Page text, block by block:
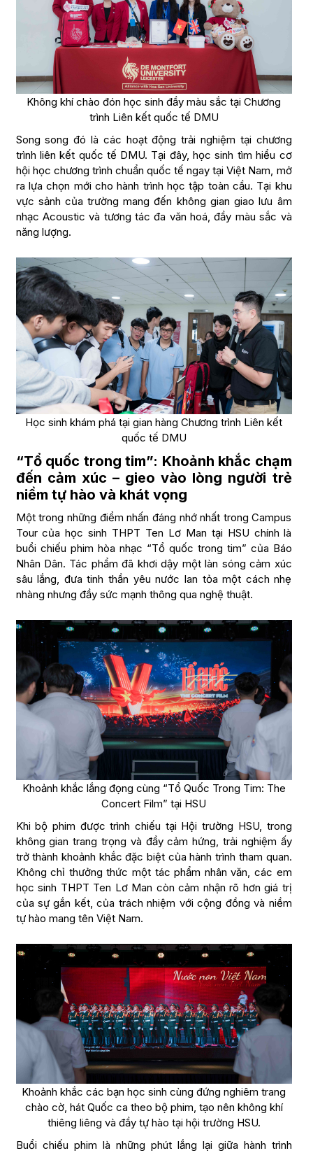
Không khí chào đón học sinh đầy màu sắc tại Chương
trình Liên kết quốc tế DMU
Song song đó là các hoạt động trải nghiệm tại chương
trình liên kết quốc tế DMU. Tại đây, học sinh tìm hiểu cơ
hội học chương trình chuẩn quốc tế ngay tại Việt Nam, mở
ra lựa chọn mới cho hành trình học tập toàn cầu. Tại khu
vực sảnh của trường mang đến không gian giao lưu âm
nhạc Acoustic và tương tác đa văn hoá, đầy màu sắc và
năng lượng.
Học sinh khám phá tại gian hàng Chương trình Liên kết
quốc tế DMU
“Tổ quốc trong tim”: Khoảnh khắc chạm
đến cảm xúc – gieo vào lòng người trẻ
niềm tự hào và khát vọng
Một trong những điểm nhấn đáng nhớ nhất trong Campus
Tour của học sinh THPT Ten Lơ Man tại HSU chính là
buổi chiếu phim hòa nhạc “Tổ quốc trong tim” của Báo
Nhân Dân. Tác phẩm đã khơi dậy một làn sóng cảm xúc
sâu lắng, đưa tinh thần yêu nước lan tỏa một cách nhẹ
nhàng nhưng đầy sức mạnh thông qua nghệ thuật.
Khoảnh khắc lắng đọng cùng “Tổ Quốc Trong Tim: The
Concert Film” tại HSU
Khi bộ phim được trình chiếu tại Hội trường HSU, trong
không gian trang trọng và đầy cảm hứng, trải nghiệm ấy
trở thành khoảnh khắc đặc biệt của hành trình tham quan.
Không chỉ thưởng thức một tác phẩm nhân văn, các em
học sinh THPT Ten Lơ Man còn cảm nhận rõ hơn giá trị
của sự gắn kết, của trách nhiệm với cộng đồng và niềm
tự hào mang tên Việt Nam.
Khoảnh khắc các bạn học sinh cùng đứng nghiêm trang
chào cờ, hát Quốc ca theo bộ phim, tạo nên không khí
thiêng liêng và đầy tự hào tại hội trường HSU.
Buổi chiếu phim là những phút lắng lại giữa hành trình